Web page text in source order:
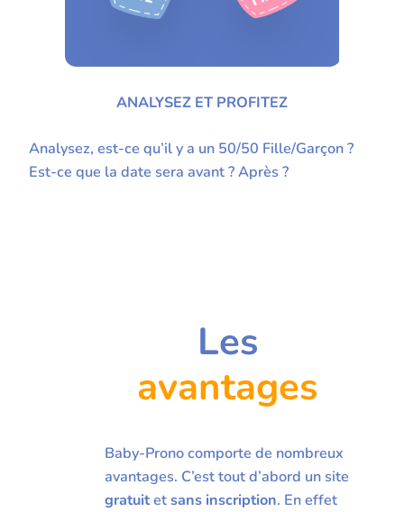
ANALYSEZ ET PROFITEZ
Analysez, est-ce qu’il y a un 50/50 Fille/Garçon ?
Est-ce que la date sera avant ? Après ?
Les
avantages
Baby-Prono comporte de nombreux
avantages. C’est tout d’abord un site
gratuitetsans inscription. En effet